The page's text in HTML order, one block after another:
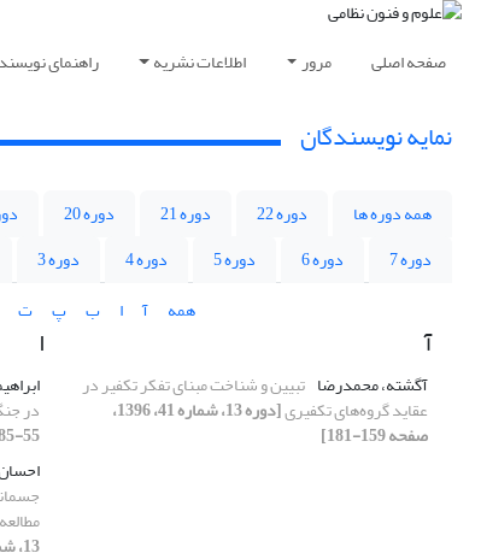
صفحه اصلی مرور اطلاعات نشریه راهنمای
نمایه نویسندگان
همه دوره ها دوره 22 دوره 21 دوره 20
دوره 7
دوره 6 دوره 5 دوره 4 دوره 3
همه
آ ا ب پ ت
آ
آگشته، محمدرضا تبیین و شناخت مبنای تفکر تکفیر در
عقاید گروه‌های تکفیری [دوره 13، شماره 41، 1396،
صفحه 159-181]
ا
در
55-85]
13، شماره 42، 1396، صفحه 169-184]